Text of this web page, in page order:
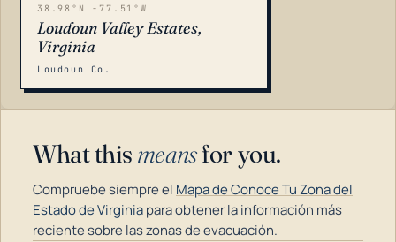
38.98°N -77.51°W
Loudoun Valley Estates,
Virginia
Loudoun Co.
What this meansfor you.
Compruebe siempre el Mapa de Conoce Tu Zona del
Estado de Virginiapara obtener la información más
reciente sobre las zonas de evacuación.